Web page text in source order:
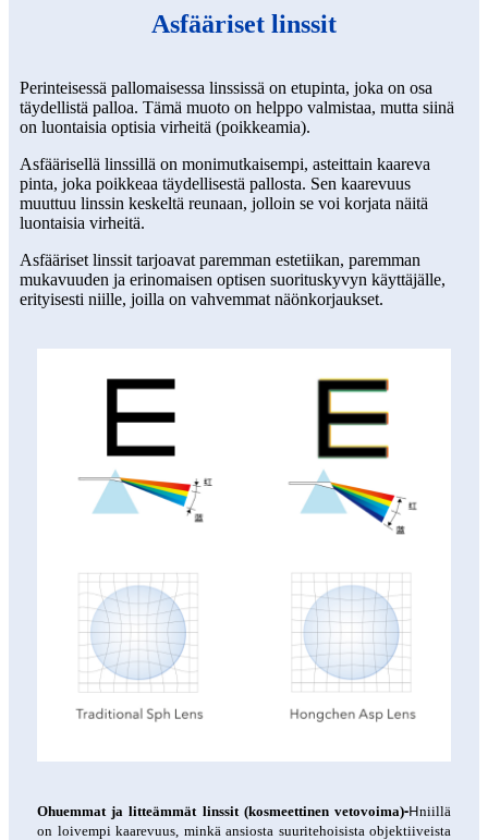
Asfääriset linssit
Perinteisessä pallomaisessa linssissä on etupinta, joka on osa
täydellistä palloa. Tämä muoto on helppo valmistaa, mutta siinä
on luontaisia ​​optisia virheitä (poikkeamia).
Asfäärisellä linssillä on monimutkaisempi, asteittain kaareva
pinta, joka poikkeaa täydellisestä pallosta. Sen kaarevuus
muuttuu linssin keskeltä reunaan, jolloin se voi korjata näitä
luontaisia ​​virheitä.
Asfääriset linssit tarjoavat paremman estetiikan, paremman
mukavuuden ja erinomaisen optisen suorituskyvyn käyttäjälle,
erityisesti niille, joilla on vahvemmat näönkorjaukset.
Ohuemmat ja litteämmät linssit (kosmeettinen vetovoima)-Hniillä
on loivempi kaarevuus, minkä ansiosta suuritehoisista objektiiveista